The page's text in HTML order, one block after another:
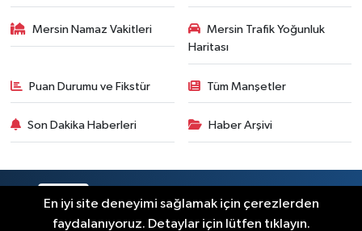
Mersin Namaz Vakitleri
Mersin Trafik Yoğunluk
Haritası
Puan Durumu ve Fikstür Tüm Manşetler
Son Dakika Haberleri Haber Arşivi
En iyi site deneyimi sağlamak için çerezlerden
faydalanıyoruz. Detaylar için lütfen tıklayın.